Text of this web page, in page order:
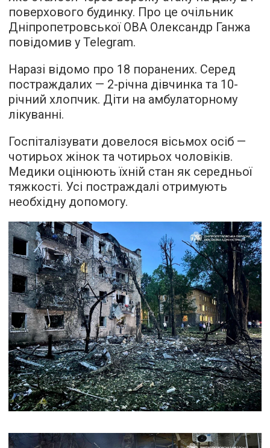
поверхового будинку. Про це очільник
Дніпропетровської ОВА Олександр Ганжа
повідомив у Telegram.
Наразі відомо про 18 поранених. Серед
постраждалих — 2-річна дівчинка та 10-
річний хлопчик. Діти на амбулаторному
лікуванні.
Госпіталізувати довелося вісьмох осіб —
чотирьох жінок та чотирьох чоловіків.
Медики оцінюють їхній стан як середньої
тяжкості. Усі постраждалі отримують
необхідну допомогу.